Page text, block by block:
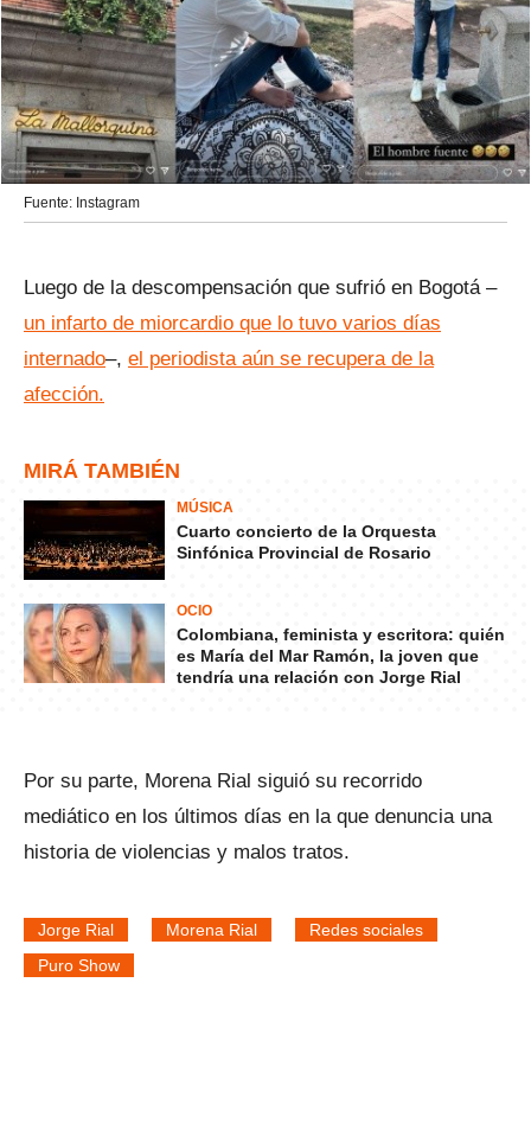
Fuente: Instagram
Luego de la descompensación que sufrió en Bogotá –
un infarto de miorcardio que lo tuvo varios días
internado–, el periodista aún se recupera de la
afección.
MIRÁ TAMBIÉN
MÚSICA
Cuarto concierto de la Orquesta
Sinfónica Provincial de Rosario
OCIO
Colombiana, feminista y escritora: quién
es María del Mar Ramón, la joven que
tendría una relación con Jorge Rial
Por su parte, Morena Rial siguió su recorrido
mediático en los últimos días en la que denuncia una
historia de violencias y malos tratos.
Jorge Rial Morena Rial
Redes sociales
Puro Show